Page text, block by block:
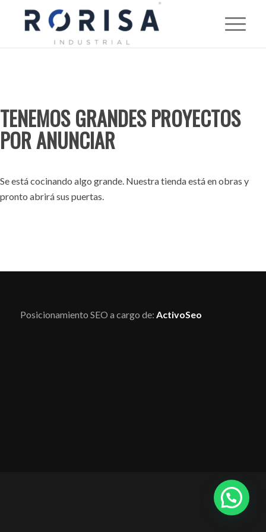
TENEMOS GRANDES PROYECTOS
POR ANUNCIAR
Se está cocinando algo grande. Nuestra tienda está en obras y
pronto abrirá sus puertas.
Posicionamiento SEO a cargo de: ActivoSeo